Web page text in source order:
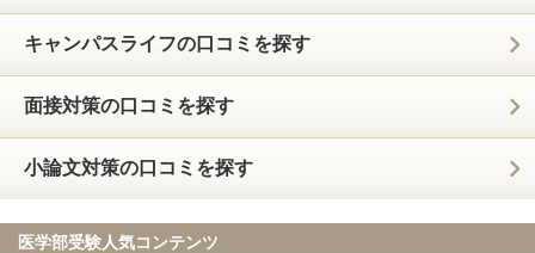
キャンパスライフの口コミを探す
面接対策の口コミを探す
小論文対策の口コミを探す
医学部受験人気コンテンツ